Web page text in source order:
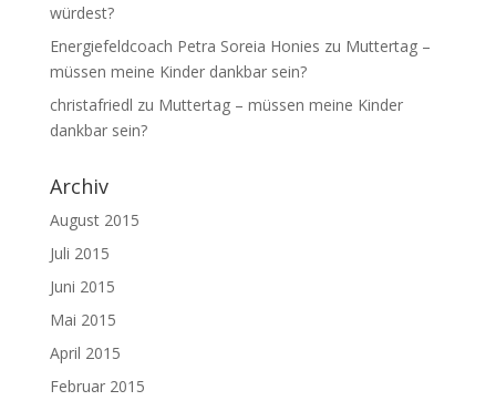
würdest?
Energiefeldcoach Petra Soreia Honies zu Muttertag –
müssen meine Kinder dankbar sein?
christafriedl zu Muttertag – müssen meine Kinder
dankbar sein?
Archiv
August 2015
Juli 2015
Juni 2015
Mai 2015
April 2015
Februar 2015